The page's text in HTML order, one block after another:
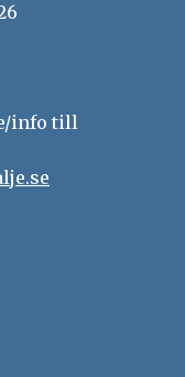
info till